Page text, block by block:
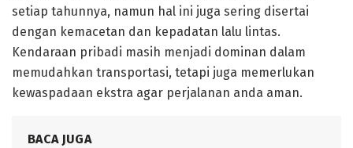
setiap tahunnya, namun hal ini juga sering disertai
dengan kemacetan dan kepadatan lalu lintas.
Kendaraan pribadi masih menjadi dominan dalam
memudahkan transportasi, tetapi juga memerlukan
kewaspadaan ekstra agar perjalanan anda aman.
BACA JUGA